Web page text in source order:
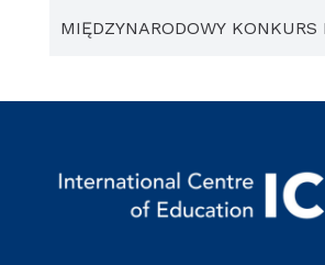
MIĘDZYNARODOWY KONKURS